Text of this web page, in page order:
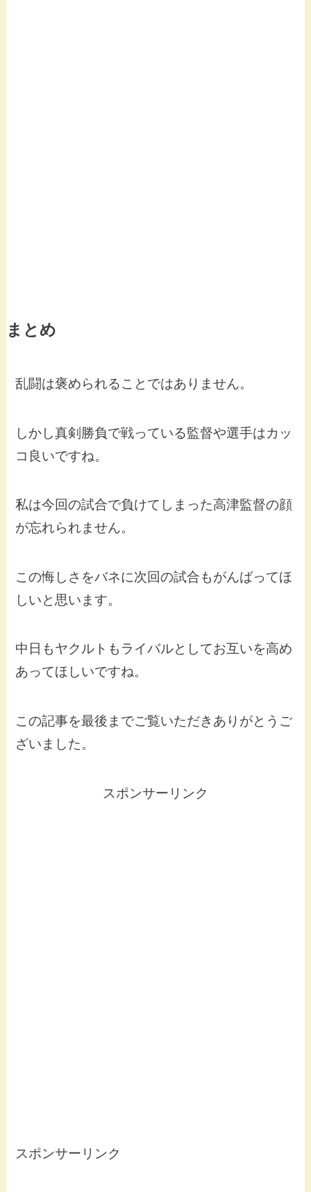
まとめ
乱闘は褒められることではありません。
しかし真剣勝負で戦っている監督や選手はカッ
コ良いですね。
私は今回の試合で負けてしまった高津監督の顔
が忘れられません。
この悔しさをバネに次回の試合もがんばってほ
しいと思います。
中日もヤクルトもライバルとしてお互いを高め
あってほしいですね。
この記事を最後までご覧いただきありがとうご
ざいました。
スポンサーリンク
スポンサーリンク